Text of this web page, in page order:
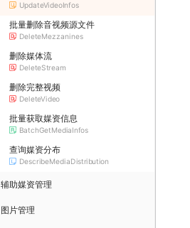
UpdateVideoInfos
批量删除音视频源文件
DeleteMezzanines
删除媒体流
DeleteStream
删除完整视频
DeleteVideo
批量获取媒资信息
BatchGetMediaInfos
查询媒资分布
DescribeMediaDistribution
辅助媒资管理
图片管理